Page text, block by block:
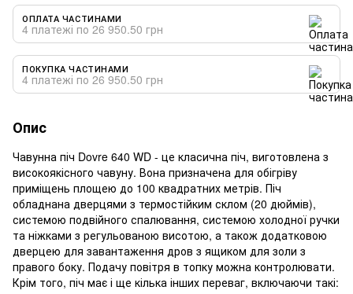
ОПЛАТА ЧАСТИНАМИ
4 платежі по 26 950.50 грн
ПОКУПКА ЧАСТИНАМИ
4 платежі по 26 950.50 грн
Опис
Чавунна піч Dovre 640 WD - це класична піч, виготовлена з
високоякісного чавуну. Вона призначена для обігріву
приміщень площею до 100 квадратних метрів. Піч
обладнана дверцями з термостійким склом (20 дюймів),
системою подвійного спалювання, системою холодної ручки
та ніжками з регульованою висотою, а також додатковою
дверцею для завантаження дров з ящиком для золи з
правого боку. Подачу повітря в топку можна контролювати.
Крім того, піч має і ще кілька інших переваг, включаючи такі: